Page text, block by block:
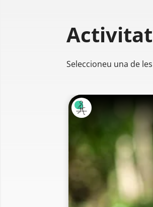
Seleccioneu una de